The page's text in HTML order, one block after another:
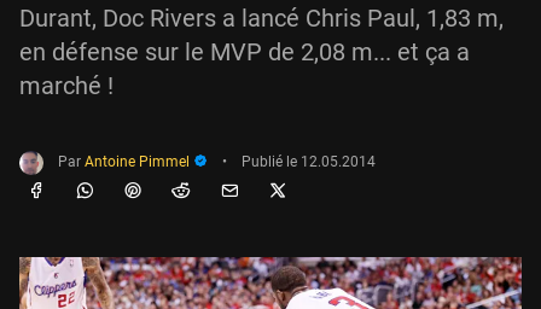
Durant, Doc Rivers a lancé Chris Paul, 1,83 m,
en défense sur le MVP de 2,08 m... et ça a
marché !
Par Antoine Pimmel • Publié le 12.05.2014